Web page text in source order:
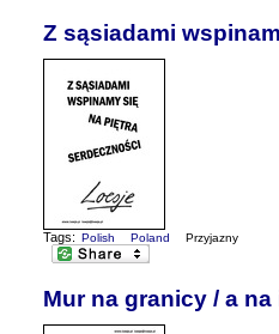
Z sąsiadami
Tags: Polish Poland Przyjazny
Mur na granicy / a